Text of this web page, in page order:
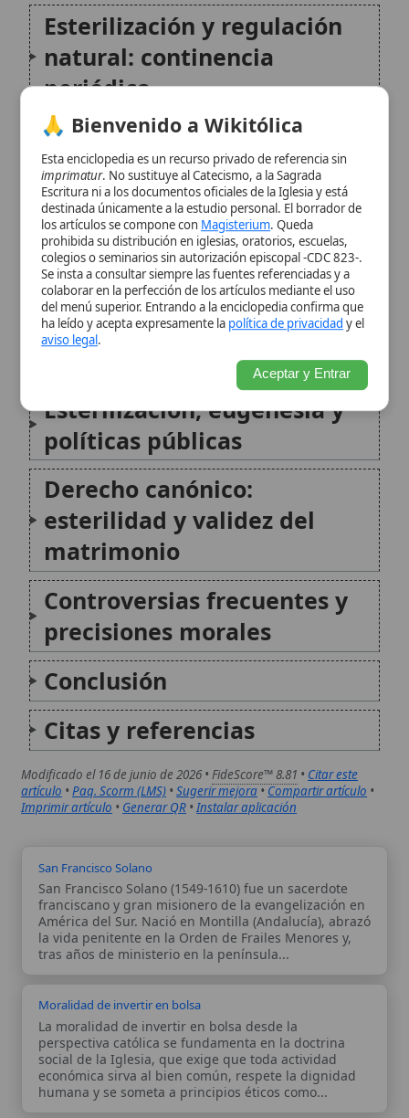
Consentimiento, cooperación
y atención en hospitales
Esterilidad involuntaria: no
es un mal absoluto
Esterilización, eugenesia y
políticas públicas
Derecho canónico:
esterilidad y validez del
matrimonio
Controversias frecuentes y
precisiones morales
Conclusión
Citas y referencias
Modificado el 16 de junio de 2026 •
artículo•Paq. Scorm (LMS)•Sugerir mejora•Compartir artículo•
Imprimir artículo•Generar QR•Instalar aplicación
San Francisco Solano
San Francisco Solano (1549-1610) fue un sacerdote
franciscano y gran misionero de la evangelización en
América del Sur. Nació en Montilla (Andalucía), abrazó
la vida penitente en la Orden de Frailes Menores y,
tras años de ministerio en la península...
La moralidad de invertir en bolsa desde la
perspectiva católica se fundamenta en la doctrina
social de la Iglesia, que exige que toda actividad
Autor:Comité editorial
Artículo supervisado por el Comité
editorial de Wikitólica. Las afirmaciones
del artículo están basadas y contrastadas
patrísticos, de santos, artículos
teológicos, documentos históricos, actas
de concilios, encíclicas, fuentes
magisteriales y documentos oficiales de
la Iglesia. Proceso editorial →
imprimatur. No sustituye al Catecismo, a la Sagrada
Escritura ni a los documentos oficiales de la Iglesia y está
destinada únicamente a la estudio personal. El borrador de
los artículos se compone conMagisterium. Queda
prohibida su distribución en iglesias, oratorios, escuelas,
colegios o seminarios sin autorización episcopal -CDC 823-.
colaborar en la perfección de los artículos mediante el uso
del menú superior. Entrando a la enciclopedia confirma que
aviso legal.
Aceptar y Entrar